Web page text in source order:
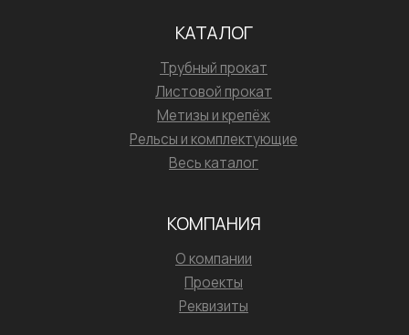
КАТАЛОГ
Трубный прокат
Листовой прокат
Метизы и крепёж
Рельсы и комплектующие
Весь каталог
КОМПАНИЯ
О компании
Проекты
Реквизиты